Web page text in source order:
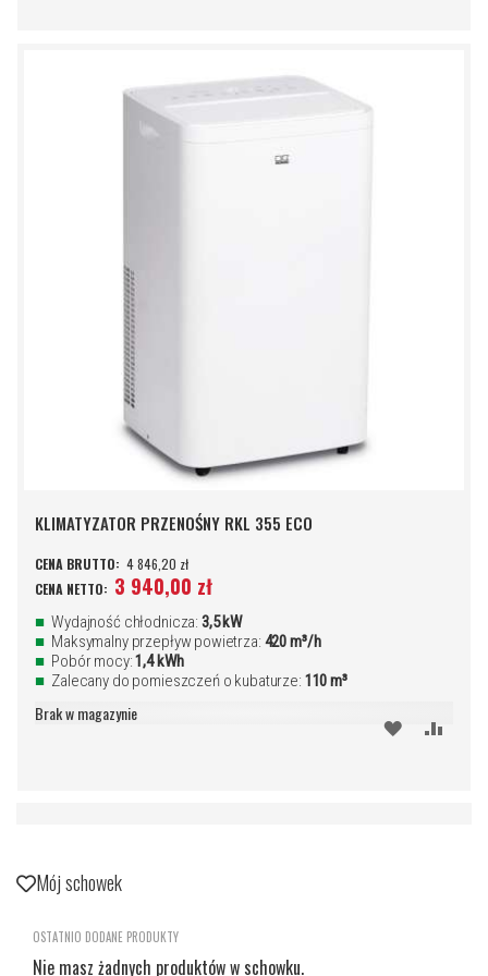
KLIMATYZATOR PRZENOŚNY RKL 355 ECO
4 846,20 zł
3 940,00 zł
Wydajność chłodnicza: 3,5 kW
Maksymalny przepływ powietrza: 420 m³/h
Pobór mocy:1,4 kWh
Zalecany do pomieszczeń o kubaturze: 110 m³
Brak w magazynie
DODAJ
Mój schowek
OSTATNIO DODANE PRODUKTY
Nie masz żadnych produktów w schowku.